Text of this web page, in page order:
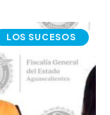
LOS SUCESOS